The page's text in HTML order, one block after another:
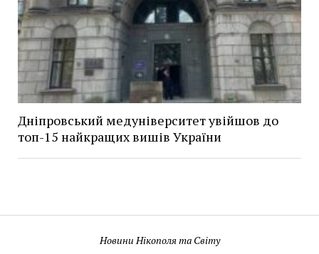
Дніпровський медуніверситет увійшов до
топ-15 найкращих вишів України
Новини Нікополя та Світу